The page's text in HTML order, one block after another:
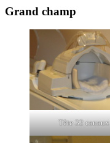
Grand champ
Tête 32 canaux